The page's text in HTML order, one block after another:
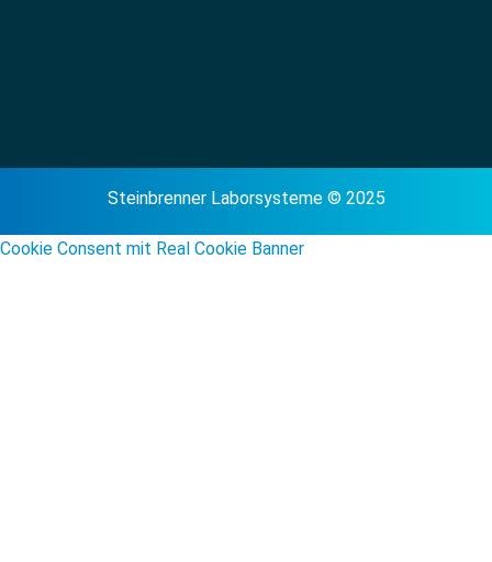
Steinbrenner Laborsysteme © 2025
Cookie Consent mit Real Cookie Banner